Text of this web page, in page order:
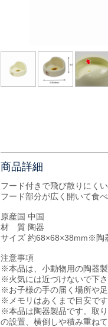
商品詳細
フード付きで飛び散りにく
フード部分が広く開いて食べ
原産国 中国
材 質 陶器
サイズ 約68×68×38mm※陶
注意事項
※本品は、小動物用の陶器
※火気には近づけないで下さ
※お子様の手の届く場所や
※メモリはあくまで目安です
※本品は陶器製品です。取
の設置、横倒しや積み重ね